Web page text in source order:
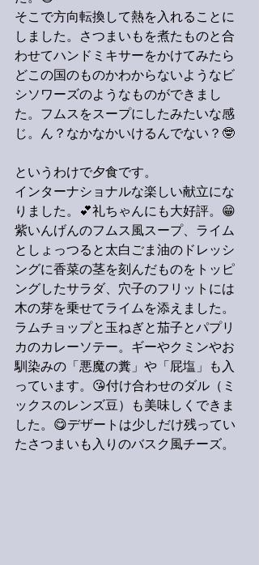
そこで方向転換して熱を入れることに
しました。さつまいもを煮たものと合
わせてハンドミキサーをかけてみたら
どこの国のものかわからないようなビ
シソワーズのようなものができまし
た。フムスをスープにしたみたいな感
じ。ん？なかなかいけるんでない？🤓
というわけで夕食です。
インターナショナルな楽しい献立にな
りました。💕礼ちゃんにも大好評。😁
紫いんげんのフムス風スープ、ライム
としょっつると太白ごま油のドレッシ
ングに香菜の茎を刻んだものをトッピ
ングしたサラダ、穴子のフリットには
木の芽を乗せてライムを添えました。
ラムチョップと玉ねぎと茄子とパプリ
カのカレーソテー。ギーやクミンやお
馴染みの「悪魔の糞」や「屁塩」も入
っています。😘付け合わせのダル（ミ
ックスのレンズ豆）も美味しくできま
した。😋デザートは少しだけ残ってい
たさつまいも入りのバスク風チーズ。